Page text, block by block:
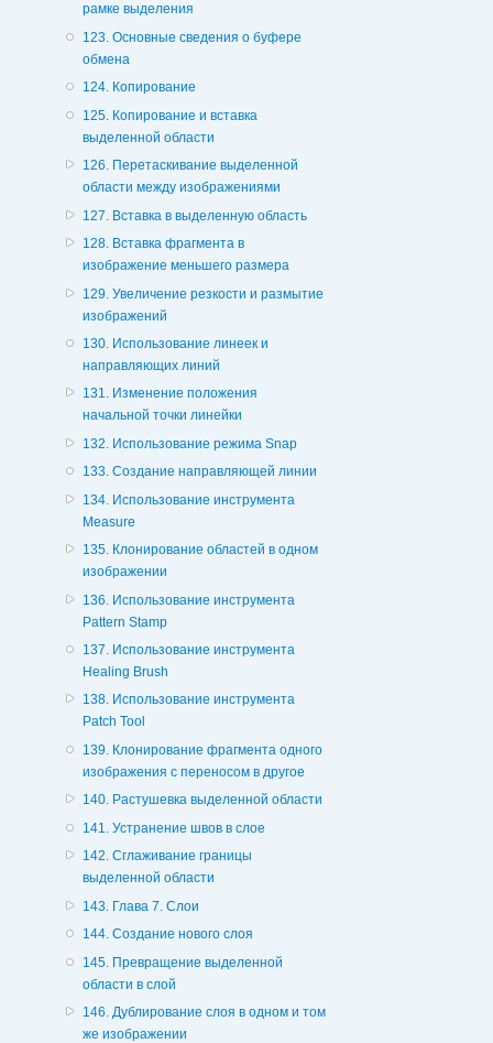
рамке выделения
123. Основные сведения о буфере
обмена
124. Копирование
125. Копирование и вставка
выделенной области
126. Перетаскивание выделенной
области между изображениями
127. Вставка в выделенную область
128. Вставка фрагмента в
изображение меньшего размера
129. Увеличение резкости и размытие
изображений
130. Использование линеек и
направляющих линий
131. Изменение положения
начальной точки линейки
132. Использование режима Snap
133. Создание направляющей линии
134. Использование инструмента
Measure
135. Клонирование областей в одном
изображении
136. Использование инструмента
Pattern Stamp
137. Использование инструмента
Healing Brush
138. Использование инструмента
Patch Tool
139. Клонирование фрагмента одного
изображения с переносом в другое
140. Растушевка выделенной области
141. Устранение швов в слое
142. Сглаживание границы
выделенной области
143. Глава 7. Слои
144. Создание нового слоя
145. Превращение выделенной
области в слой
146. Дублирование слоя в одном и том
же изображении